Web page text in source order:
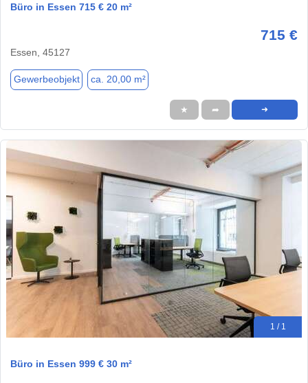
Büro in Essen 715 € 20 m²
715 €
Essen, 45127
Gewerbeobjekt ca. 20,00 m²
★ ➦ ➜
1 / 1
Büro in Essen 999 € 30 m²